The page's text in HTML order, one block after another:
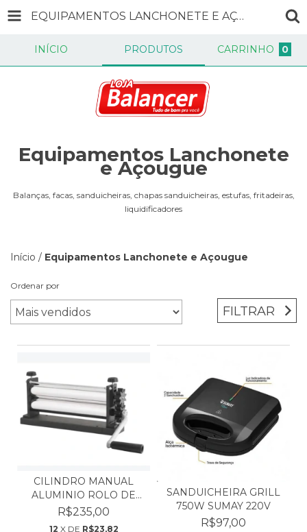
EQUIPAMENTOS LANCHONETE E AÇOUGUE
INÍCIO PRODUTOS CARRINHO 0
Equipamentos Lanchonete
e Açougue
Balanças, facas, sanduicheiras, chapas sanduicheiras, estufas, fritadeiras,
liquidificadores
Início / Equipamentos Lanchonete e Açougue
Ordenar por
FILTRAR
CILINDRO MANUAL
ALUMINIO ROLO DE
MASSA M...
R$235,00
12 X DE R$23,82
SANDUICHEIRA GRILL
750W SUMAY 220V
R$97,00